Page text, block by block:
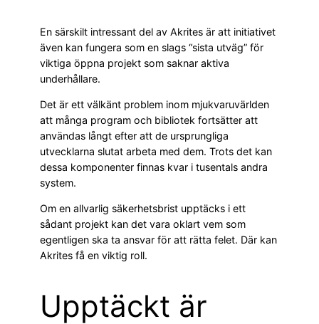
En särskilt intressant del av Akrites är att initiativet
även kan fungera som en slags “sista utväg” för
viktiga öppna projekt som saknar aktiva
underhållare.
Det är ett välkänt problem inom mjukvaruvärlden
att många program och bibliotek fortsätter att
användas långt efter att de ursprungliga
utvecklarna slutat arbeta med dem. Trots det kan
dessa komponenter finnas kvar i tusentals andra
system.
Om en allvarlig säkerhetsbrist upptäcks i ett
sådant projekt kan det vara oklart vem som
egentligen ska ta ansvar för att rätta felet. Där kan
Akrites få en viktig roll.
Upptäckt är